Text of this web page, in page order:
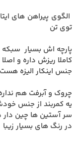
الگوی پیراهن های
توی تن
پارچه اش بسیار
کاملا ریزش داره و
جنس اینکار الیزه
چروک و آبرفت هم
یه کمربند از جنس
سر آستین ها چین
در رنگ های بسیار زیبا